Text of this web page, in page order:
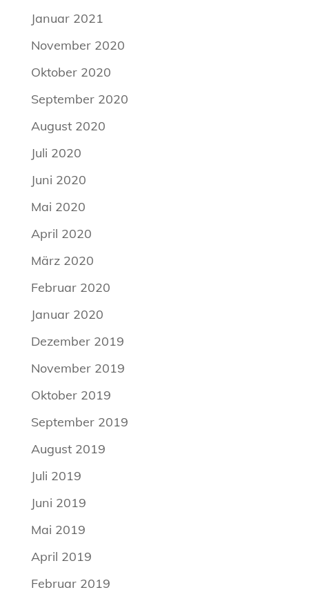
Januar 2021
November 2020
Oktober 2020
September 2020
August 2020
Juli 2020
Juni 2020
Mai 2020
April 2020
März 2020
Februar 2020
Januar 2020
Dezember 2019
November 2019
Oktober 2019
September 2019
August 2019
Juli 2019
Juni 2019
Mai 2019
April 2019
Februar 2019